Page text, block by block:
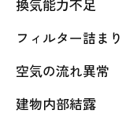
換気能力不足
フィルター詰まり
空気の流れ異常
建物内部結露